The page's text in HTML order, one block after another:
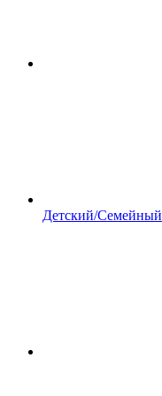
Детский/Семейный